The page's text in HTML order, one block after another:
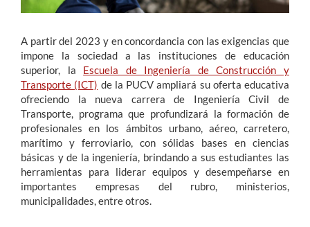
A partir del 2023 y en concordancia con las exigencias que
impone la sociedad a las instituciones de educación
superior, la Escuela de Ingeniería de Construcción y
Transporte (ICT) de la PUCV ampliará su oferta educativa
ofreciendo la nueva carrera de Ingeniería Civil de
Transporte, programa que profundizará la formación de
profesionales en los ámbitos urbano, aéreo, carretero,
marítimo y ferroviario, con sólidas bases en ciencias
básicas y de la ingeniería, brindando a sus estudiantes las
herramientas para liderar equipos y desempeñarse en
importantes empresas del rubro, ministerios,
municipalidades, entre otros.